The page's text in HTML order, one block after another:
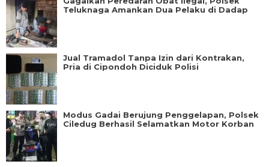
Teluknaga Amankan Dua Pelaku di Dadap
Jual Tramadol Tanpa Izin dari Kontrakan,
Pria di Cipondoh Diciduk Polisi
Modus Gadai Berujung Penggelapan, Polsek
Ciledug Berhasil Selamatkan Motor Korban